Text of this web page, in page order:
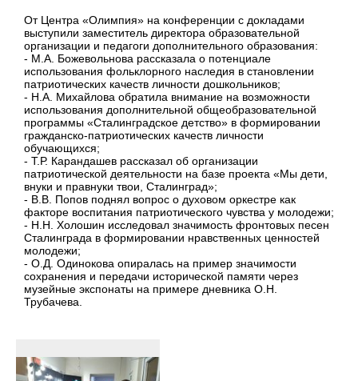
От Центра «Олимпия» на конференции с докладами
выступили заместитель директора образовательной
организации и педагоги дополнительного образования:
- М.А. Божевольнова рассказала о потенциале
использования фольклорного наследия в становлении
патриотических качеств личности дошкольников;
- Н.А. Михайлова обратила внимание на возможности
использования дополнительной общеобразовательной
программы «Сталинградское детство» в формировании
гражданско-патриотических качеств личности
обучающихся;
- Т.Р. Карандашев рассказал об организации
патриотической деятельности на базе проекта «Мы дети,
внуки и правнуки твои, Сталинград»;
- В.В. Попов поднял вопрос о духовом оркестре как
факторе воспитания патриотического чувства у молодежи;
- Н.Н. Холошин исследовал значимость фронтовых песен
Сталинграда в формировании нравственных ценностей
молодежи;
- О.Д. Одинокова опиралась на пример значимости
сохранения и передачи исторической памяти через
музейные экспонаты на примере дневника О.Н.
Трубачева.